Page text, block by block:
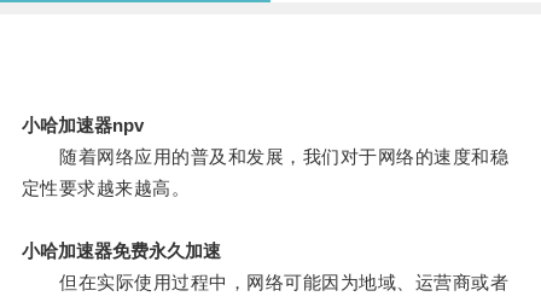
小哈加速器npv
随着网络应用的普及和发展，我们对于网络的速度和稳
定性要求越来越高。
小哈加速器免费永久加速
但在实际使用过程中，网络可能因为地域、运营商或者